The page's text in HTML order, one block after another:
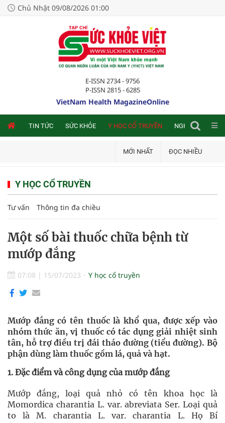
Chủ Nhật 09/08/2026 01:00
E-ISSN 2734 - 9756
P-ISSN 2815 - 6285
VietNam Health MagazineOnline
TIN TỨC SỨC KHỎE Y HỌC CỔ TRUYỀN NGHIÊN CỨU
MỚI NHẤT ĐỌC NHIỀU
Y HỌC CỔ TRUYỀN
Tư vấn Thông tin đa chiều
Một số bài thuốc chữa bệnh từ
mướp đắng
07:08 | 15/07/2023 Y học cổ truyền
Mướp đắng có tên thuốc là khổ qua, được xếp vào
nhóm thức ăn, vị thuốc có tác dụng giải nhiệt sinh
tân, hỗ trợ điều trị đái tháo đường (tiểu đường). Bộ
phận dùng làm thuốc gồm lá, quả và hạt.
1. Đặc điểm và công dụng của mướp đắng
Mướp đắng, loại quả nhỏ có tên khoa học là
Momordica charantia L. var. abreviata Ser. Loại quả
to là M. charantia L. var. charantia L. Họ Bí